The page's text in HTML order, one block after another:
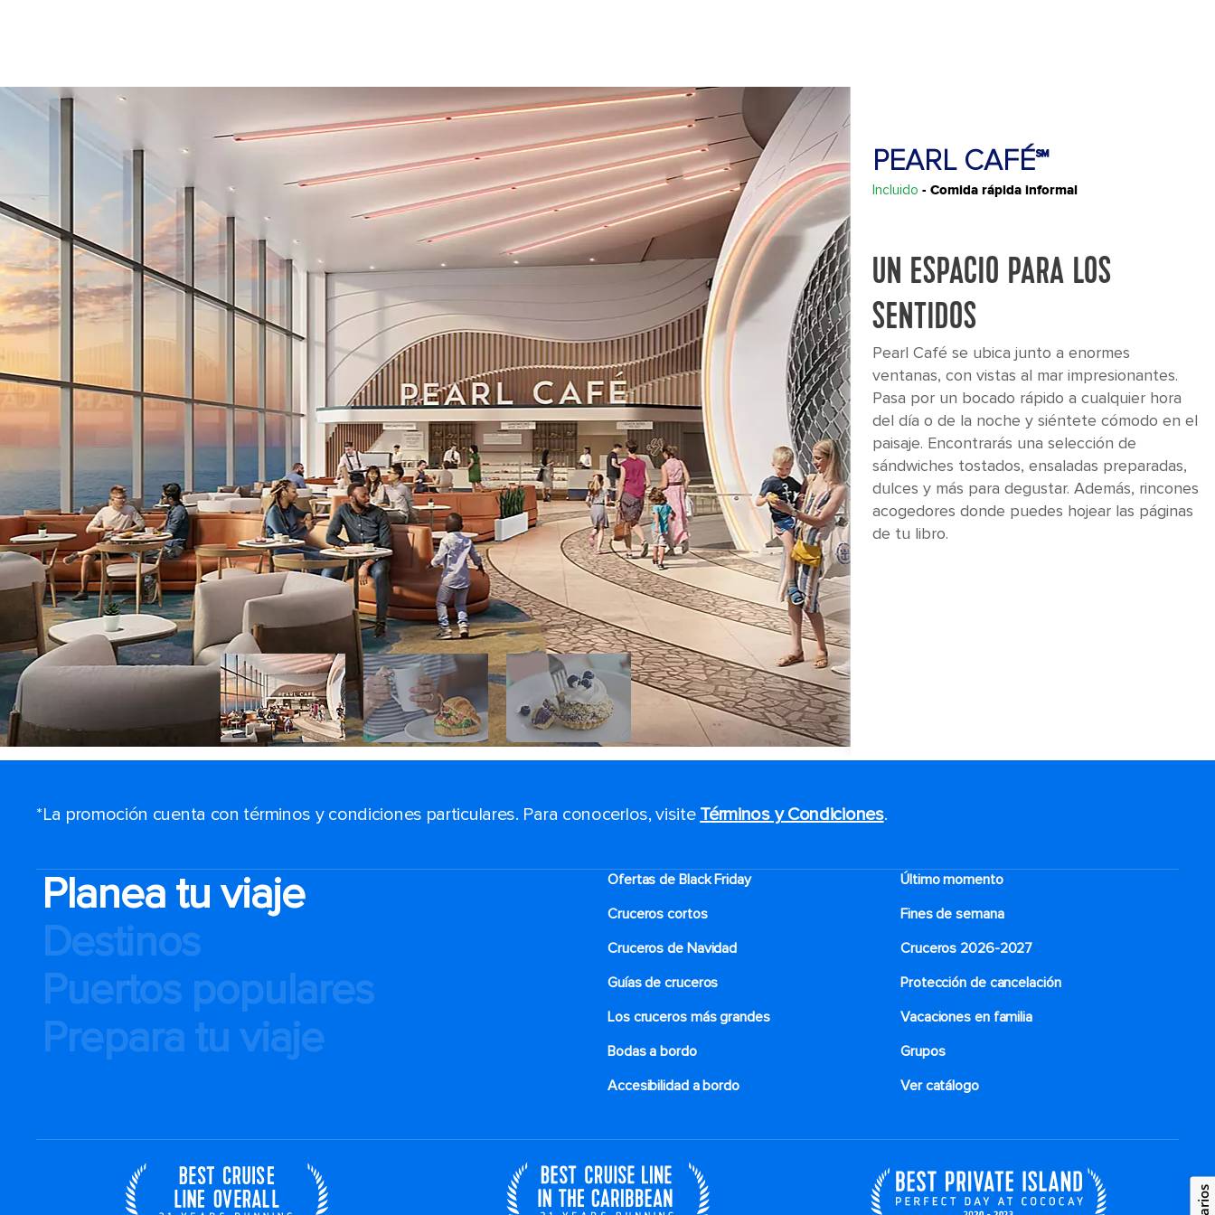
PEARL CAFÉ℠
Incluido - Comida rápida informal
UN ESPACIO PARA LOS
SENTIDOS
Pearl Café se ubica junto a enormes
ventanas, con vistas al mar impresionantes.
Pasa por un bocado rápido a cualquier hora
del día o de la noche y siéntete cómodo en el
paisaje. Encontrarás una selección de
sándwiches tostados, ensaladas preparadas,
dulces y más para degustar. Además, rincones
acogedores donde puedes hojear las páginas
de tu libro.
*La promoción cuenta con términos y condiciones particulares. Para conocerlos, visite Términos y Condiciones.
Planea tu viaje
Destinos
Puertos populares
Prepara tu viaje
Ofertas de Black Friday
Último momento
Cruceros cortos
Fines de semana
Cruceros de Navidad
Cruceros 2026-2027
Guías de cruceros
Protección de cancelación
Los cruceros más grandes
Vacaciones en familia
Bodas a bordo
Grupos
Accesibilidad a bordo
Ver catálogo